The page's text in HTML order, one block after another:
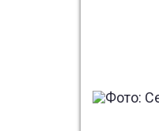
член